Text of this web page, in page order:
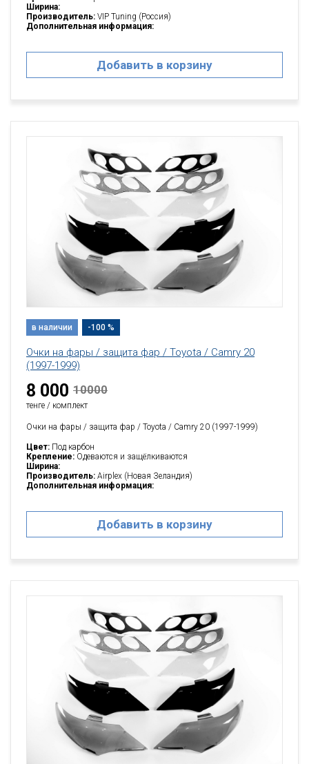
Ширина:
Производитель: VIP Tuning (Россия)
Дополнительная информация:
Добавить в корзину
в наличии -100 %
Очки на фары / защита фар / Toyota / Camry 20
(1997-1999)
8 000 10000
тенге / комплект
Очки на фары / защита фар / Toyota / Camry 20 (1997-1999)
Цвет: Под карбон
Крепление: Одеваются и защёлкиваются
Ширина:
Производитель: Airplex (Новая Зеландия)
Дополнительная информация:
Добавить в корзину